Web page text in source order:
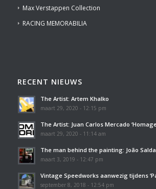
Max Verstappen Collection
RACING MEMORABILIA
RECENT NIEUWS
The Artist: Artem Khalko
maart 29, 2020 - 12:15 pm
The Artist: Juan Carlos Mercado
maart 29, 2020 - 11:14 am
The man behind the painting: João
maart 3, 2019 - 12:47 pm
Vintage Speedworks aanwezig tijdens
september 8, 2018 - 12:54 pm